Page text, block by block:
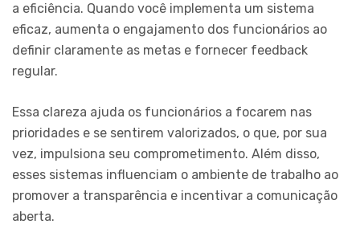
a eficiência. Quando você implementa um sistema
eficaz, aumenta o engajamento dos funcionários ao
definir claramente as metas e fornecer feedback
regular.
Essa clareza ajuda os funcionários a focarem nas
prioridades e se sentirem valorizados, o que, por sua
vez, impulsiona seu comprometimento. Além disso,
esses sistemas influenciam o ambiente de trabalho ao
promover a transparência e incentivar a comunicação
aberta.